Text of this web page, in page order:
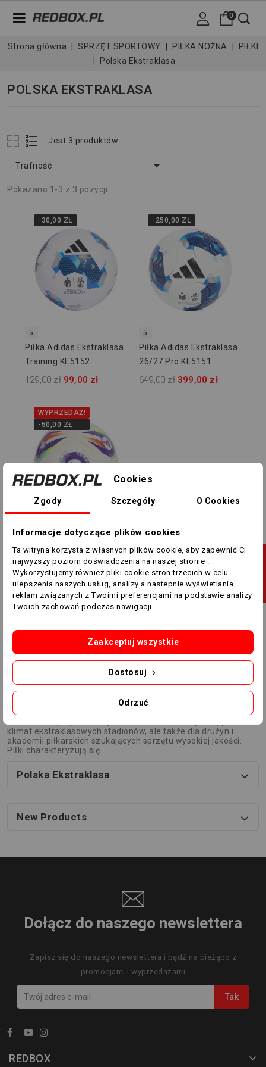
0
Strona główna SPRZĘT SPORTOWY PIŁKA NOŻNA
PIŁKI
Polska Ekstraklasa
POLSKA EKSTRAKLASA
Jest 3 produktów.
Trafność 
Pokazano 1-3 z 3 pozycji
-30,00 ZŁ
5
Piłka Adidas Ekstraklasa
Training KE5152
129,00 zł 99,00 zł
-250,00 ZŁ
5
Piłka Adidas Ekstraklasa
26/27 Pro KE5151
649,00 zł 399,00 zł
WYPRZEDAŻ!
-50,00 ZŁ
Piłka Adidas Ekstraklasa
Training JY1298
129,00 zł 79,00 zł
Pokazano 1-3 z 3 pozycji
1
Piłki z oficjalnym logo Ekstraklasy to idealny wybór dla fanów
polskiej piłki nożnej, trenerów oraz klubów, które chcą
trenować i grać z profesjonalnym sprzętem. W tej kategorii
znajdziesz wyłącznie piłki inspirowane najwyższą klasą
rozgrywkową w Polsce – od modeli treningowych po oficjalne
klimat ekstraklasowych stadionów, ale także dla drużyn i
akademii piłkarskich szukających sprzętu wysokiej jakości.
Piłki charakteryzują się
Polska Ekstraklasa
New Products
Dołącz do naszego newslettera
Zapisz się do naszego newslettera i bądź na bieżąco z
promocjami i wyprzedażami
REDBOX
Cookies
Zgody Szczegóły O Cookies
Informacje dotyczące plików cookies
Ta witryna korzysta z własnych plików cookie, aby zapewnić Ci
najwyższy poziom doświadczenia na naszej stronie .
Wykorzystujemy również pliki cookie stron trzecich w celu
ulepszenia naszych usług, analizy a nastepnie wyświetlania
reklam związanych z Twoimi preferencjami na podstawie analizy
Twoich zachowań podczas nawigacji.
Odrzuć
Dostosuj
Zaakceptuj wszystkie